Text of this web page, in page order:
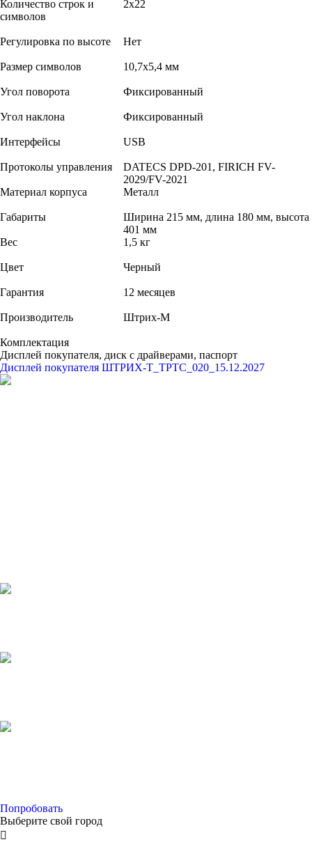
Количество строк и
символов
2х22
Регулировка по высоте Нет
Размер символов 10,7х5,4 мм
Угол поворота Фиксированный
Угол наклона Фиксированный
Интерфейсы USB
Протоколы управления
DATECS DPD-201, FIRICH FV-
2029/FV-2021
Материал корпуса
Металл
Габариты
Ширина 215 мм, длина 180 мм, высота
401 мм
Вес
1,5 кг
Цвет Черный
Гарантия 12 месяцев
Производитель Штрих-М
Комплектация
Дисплей покупателя, диск с драйверами, паспорт
Дисплей покупателя ШТРИХ-Т_ТРТС_020_15.12.2027
Попробовать
Выберите свой город
